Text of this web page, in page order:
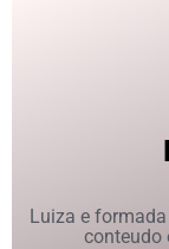
Luiza e
conteudo